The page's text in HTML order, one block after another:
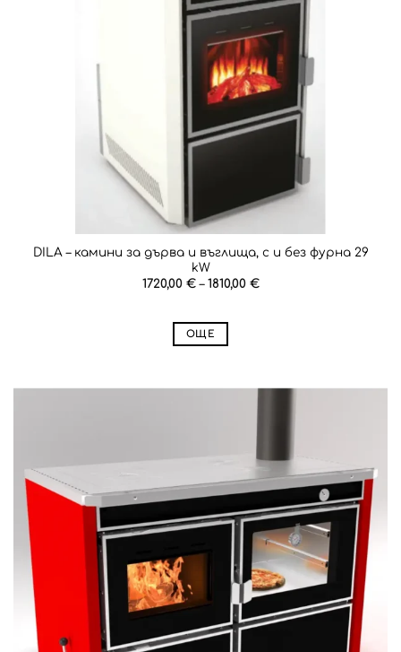
DILA – камини за дърва и въглища, с и без фурна 29
kW
1720,00 € – 1810,00 €Price
ОЩЕ